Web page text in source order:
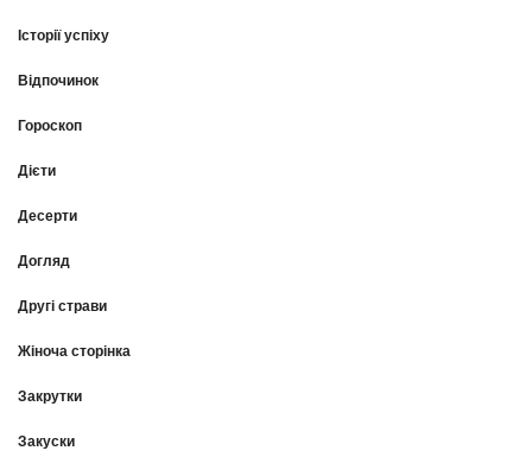
Історії успіху
Відпочинок
Гороскоп
Дієти
Десерти
Догляд
Другі страви
Жіноча сторінка
Закрутки
Закуски